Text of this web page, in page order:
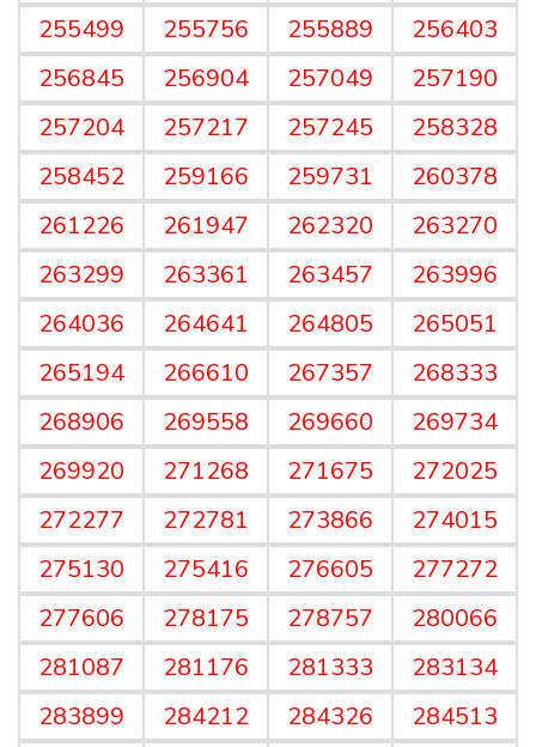
255499
255756 255889
256403
256845
256904 257049
257190
257204
257217 257245
258328
258452
259166 259731
260378
261226
261947 262320
263270
263299
263361 263457
263996
264036
264641 264805
265051
265194
266610 267357
268333
268906
269558 269660
269734
269920
271268 271675
272025
272277
272781 273866
274015
275130
275416 276605
277272
277606
278175 278757
280066
281087
281176 281333
283134
283899
284212 284326 284513